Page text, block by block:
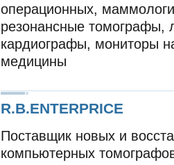
операционных,
резонансные томографы,
кардиографы, мониторы
медицины
R.B.ENTERPRICE
Поставщик новых и
компьютерных